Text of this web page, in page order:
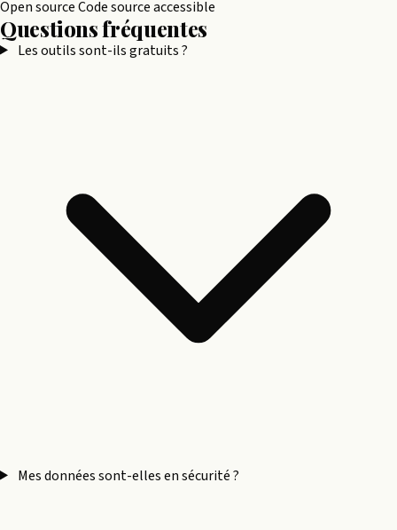
Open sourceCode source accessible
Questions fréquentes
Les outils sont-ils gratuits ?
Mes données sont-elles en sécurité ?